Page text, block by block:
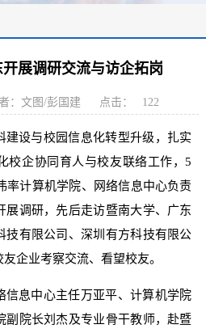
展调研交流与访企拓岗
：文图/彭国建 点击： 122
建设与校园信息化转型升级，扎实
校企协同育人与校友联络工作，5
率计算机学院、网络信息中心负责
展调研，先后走访暨南大学、广东
技有限公司、深圳有方科技有限公
企业考察交流、看望校友。
信息中心主任万亚平、计算机学院
副院长刘杰及专业骨干教师，赴暨